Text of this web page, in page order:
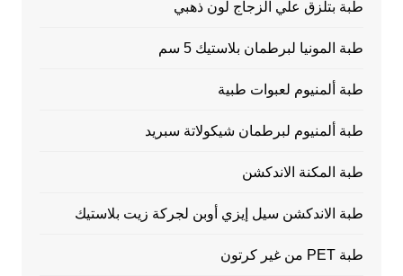
طبة بتلزق علي الزجاج لون ذهبي
طبة المونيا لبرطمان بلاستيك 5 سم
طبة ألمنيوم لعبوات طبية
طبة ألمنيوم لبرطمان شيكولاتة سبريد
طبة المكنة الاندكشن
طبة الاندكشن سيل إيزي أوبن لجركة زيت بلاستيك
طبة PET من غير كرتون